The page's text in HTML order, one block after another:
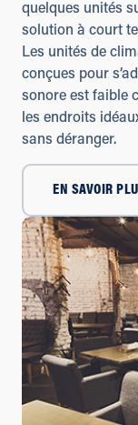
quelques unités
solution à court
Les unités de
conçues pour
sonore est faible
les endroits
sans déranger.
EN SAVOIR